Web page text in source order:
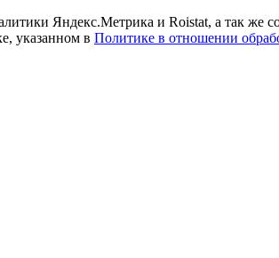
Яндекс.Метрика и Roistat, а так
указанном в Политике в отношении